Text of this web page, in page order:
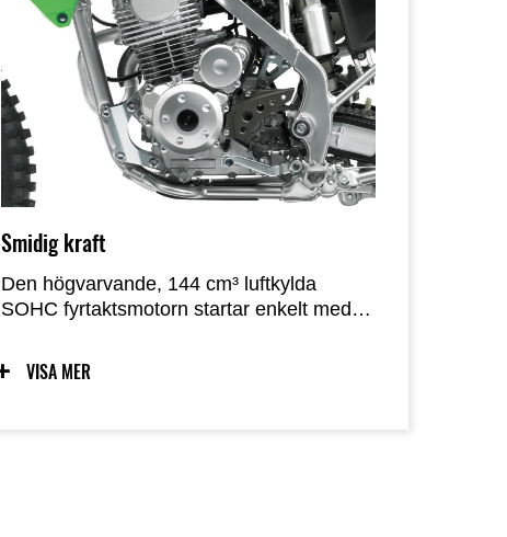
Smidig kraft
Den högvarvande, 144 cm³ luftkylda
SOHC fyrtaktsmotorn startar enkelt med
eliminerar behovet av kylare, vilket håller
chassit smalt och lätt, medan en
VISA MER